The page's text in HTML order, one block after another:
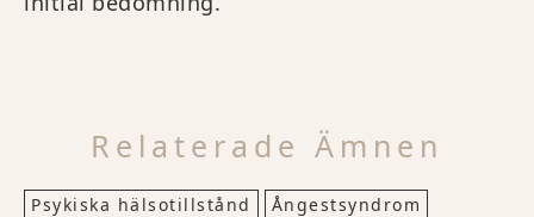
Relaterade Ämnen
Psykiska hälsotillstånd
Ångestsyndrom